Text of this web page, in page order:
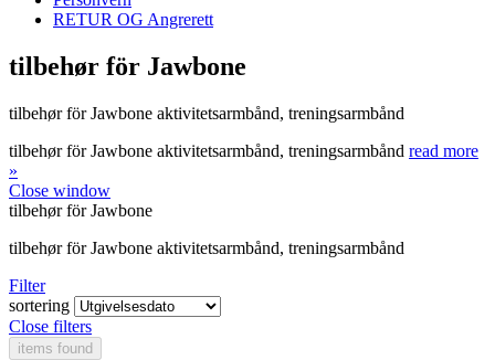
RETUR OG Angrerett
tilbehør för Jawbone
tilbehør för Jawbone aktivitetsarmbånd, treningsarmbånd
tilbehør för Jawbone aktivitetsarmbånd, treningsarmbånd read more
»
Close window
tilbehør för Jawbone
tilbehør för Jawbone aktivitetsarmbånd, treningsarmbånd
Filter
sortering
Close filters
items found